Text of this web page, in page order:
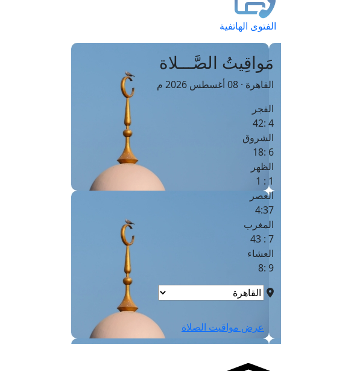
الفتوى الهاتفية
مَواقِيتُ الصَّـــلاة
القاهرة · 08 أغسطس 2026 م
الفجر
4 :42
الشروق
6 :18
الظهر
1 : 1
العصر
4:37
المغرب
7 : 43
العشاء
9 :8
عرض مواقيت الصلاة